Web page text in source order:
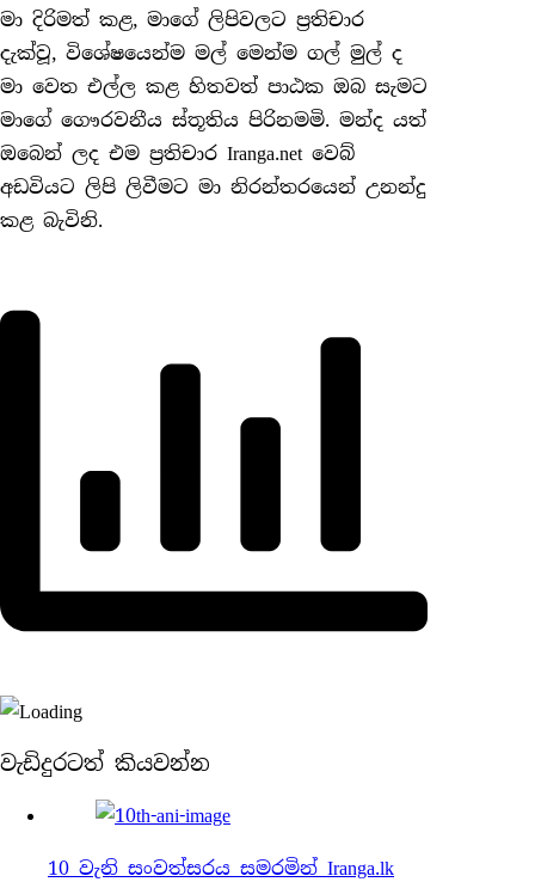
මා දිරිමත් කළ, මාගේ ලිපිවලට ප්‍රතිචාර
දැක්වූ, විශේෂයෙන්ම මල් මෙන්ම ගල් මුල් ද
මා වෙත එල්ල කළ හිතවත් පාඨක ඔබ සැමට
මාගේ ගෞරවනීය ස්තූතිය පිරිනමමි. මන්ද යත්
ඔබෙන් ලද එම ප්‍රතිචාර Iranga.net වෙබ්
අඩවියට ලිපි ලිවීමට මා නිරන්තරයෙන් උනන්දු
කළ බැවිනි.
වැඩිදුරටත් කියවන්න
10 වැනි සංවත්සරය සමරමින් Iranga.lk